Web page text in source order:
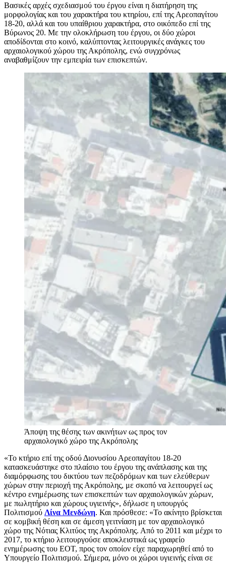
Βασικές αρχές σχεδιασμού του έργου είναι η διατήρηση της
μορφολογίας και του χαρακτήρα του κτηρίου, επί της Αρεοπαγίτου
18-20, αλλά και του υπαίθριου χαρακτήρα, στο οικόπεδο επί της
Βύρωνος 20. Με την ολοκλήρωση του έργου, οι δύο χώροι
αποδίδονται στο κοινό, καλύπτοντας λειτουργικές ανάγκες του
αρχαιολογικού χώρου της Ακρόπολης, ενώ συγχρόνως
αναβαθμίζουν την εμπειρία των επισκεπτών.
Άποψη της θέσης των ακινήτων ως προς τον
αρχαιολογικό χώρο της Ακρόπολης
«Το κτήριο επί της οδού Διονυσίου Αρεοπαγίτου 18-20
κατασκευάστηκε στο πλαίσιο του έργου της ανάπλασης και της
διαμόρφωσης του δικτύου των πεζοδρόμων και των ελεύθερων
χώρων στην περιοχή της Ακρόπολης, με σκοπό να λειτουργεί ως
κέντρο ενημέρωσης των επισκεπτών των αρχαιολογικών χώρων,
με πωλητήριο και χώρους υγιεινής», δήλωσε η υπουργός
Πολιτισμού Λίνα Μενδώνη. Και πρόσθεσε: «Το ακίνητο βρίσκεται
σε κομβική θέση και σε άμεση γειτνίαση με τον αρχαιολογικό
χώρο της Νότιας Κλιτύος της Ακρόπολης. Από το 2011 και μέχρι το
2017, το κτήριο λειτουργούσε αποκλειστικά ως γραφείο
ενημέρωσης του ΕΟΤ, προς τον οποίον είχε παραχωρηθεί από το
Υπουργείο Πολιτισμού. Σήμερα, μόνο οι χώροι υγιεινής είναι σε